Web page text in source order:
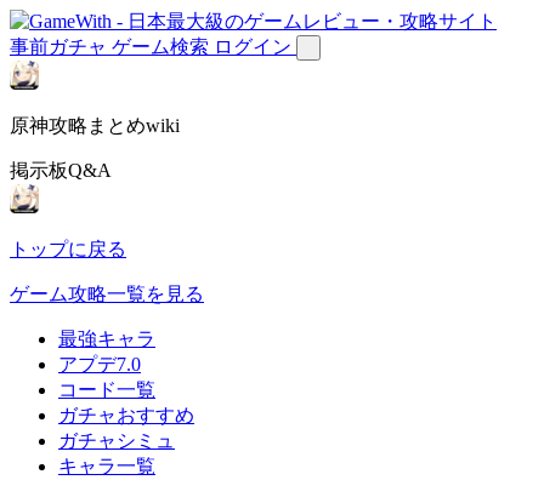
事前ガチャ ゲーム検索 ログイン
原神攻略まとめwiki
掲示板Q&A
トップに戻る
ゲーム攻略一覧を見る
最強キャラ
アプデ7.0
コード一覧
ガチャおすすめ
ガチャシミュ
キャラ一覧